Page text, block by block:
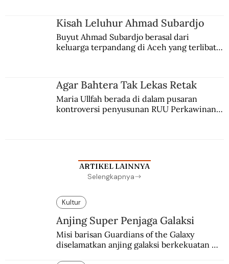
Kisah Leluhur Ahmad Subardjo
Buyut Ahmad Subardjo berasal dari
keluarga terpandang di Aceh yang terlibat
Agar Bahtera Tak Lekas Retak
Maria Ullfah berada di dalam pusaran
kontroversi penyusunan RUU Perkawinan.
ARTIKEL LAINNYA
Selengkapnya
Kultur
Anjing Super Penjaga Galaksi
Misi barisan Guardians of the Galaxy
diselamatkan anjing galaksi berkekuatan